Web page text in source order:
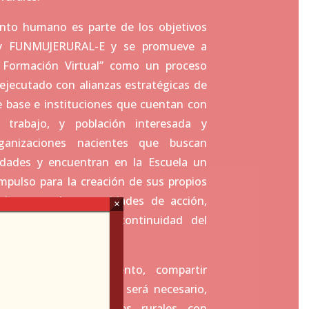
humano es parte de los objetivos
E y se promueve a
Virtual” como un proceso
con alianzas estratégicas de
base e instituciones que cuentan con
trabajo, y población interesada y
nacientes que buscan
y encuentran en la Escuela un
para la creación de sus propios
tanto, las capacidades de acción,
facilitan la continuidad del
nuevo conocimiento, compartir
y análisis siempre será necesario,
×